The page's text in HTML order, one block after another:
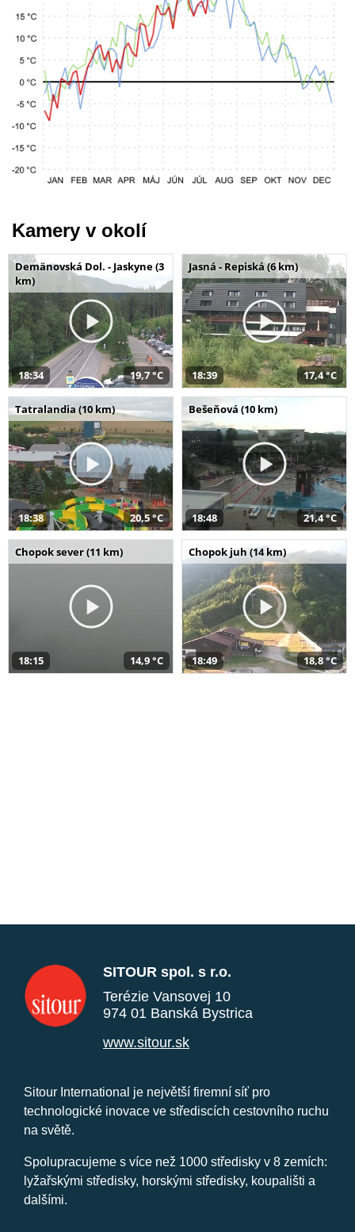
Kamery v okolí
Demänovská Dol. - Jaskyne (3
km)
18:34 19,7 °C
Jasná - Repiská (6 km)
18:39 17,4 °C
Tatralandia (10 km)
18:38 20,5 °C
Bešeňová (10 km)
18:48 21,4 °C
Chopok sever (11 km)
18:15 14,9 °C
Chopok juh (14 km)
18:49 18,8 °C
SITOUR spol. s r.o.
Terézie Vansovej 10
974 01 Banská Bystrica
www.sitour.sk
Sitour International je největší firemní síť pro
technologické inovace ve střediscích cestovního ruchu
na světě.
Spolupracujeme s více než 1000 středisky v 8 zemích:
lyžařskými středisky, horskými středisky, koupališti a
dalšími.